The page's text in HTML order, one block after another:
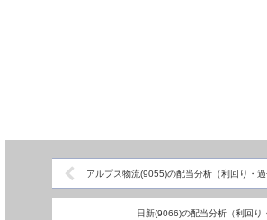
アルプス物流(9055)の配当分析（利回り・過
日新(9066)の配当分析（利回り